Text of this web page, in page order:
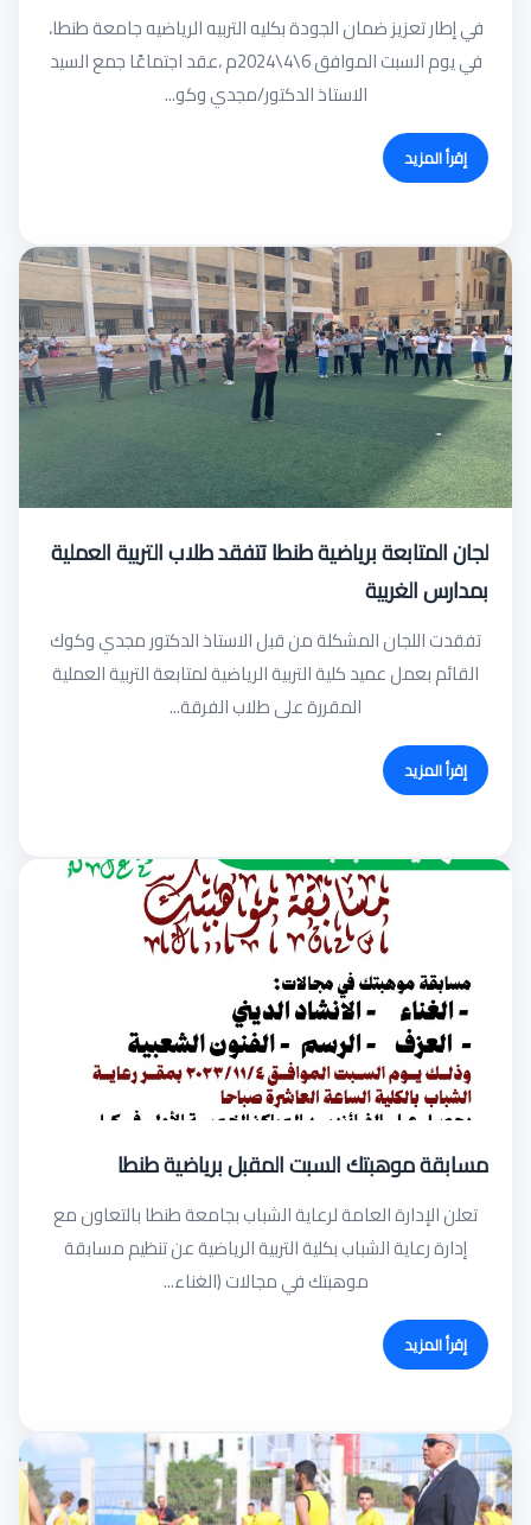
في إطار تعزيز ضمان الجودة بكليه التربيه الرياضيه جامعة طنطا،
في يوم السبت الموافق 6\4\2024م ،عقد اجتماعًا جمع السيد
الاستاذ الدكتور/مجدي وكو...
إقرأ المزيد
لجان المتابعة برياضية طنطا تتفقد طلاب التربية العملية
بمدارس الغربية
تفقدت اللجان المشكلة من قبل الاستاذ الدكتور مجدي وكوك
القائم بعمل عميد كلية التربية الرياضية لمتابعة التربية العملية
المقررة على طلاب الفرقة...
إقرأ المزيد
مسابقة موهبتك السبت المقبل برياضية طنطا
تعلن الإدارة العامة لرعاية الشباب بجامعة طنطا بالتعاون مع
إدارة رعاية الشباب بكلية التربية الرياضية عن تنظيم مسابقة
موهبتك في مجالات (الغناء...
إقرأ المزيد